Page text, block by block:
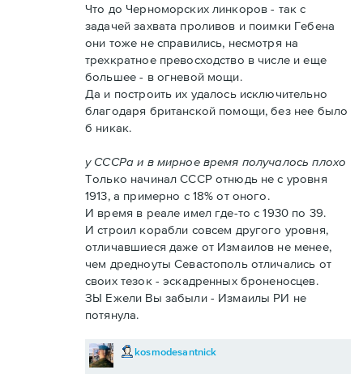
Что до Черноморских линкоров - так с
задачей захвата проливов и поимки Гебена
они тоже не справились, несмотря на
трехкратное превосходство в числе и еще
большее - в огневой мощи.
Да и построить их удалось исключительно
благодаря британской помощи, без нее было
б никак.
у СССРа и в мирное время получалось плохо
Только начинал СССР отнюдь не с уровня
1913, а примерно с 18% от оного.
И время в реале имел где-то с 1930 по 39.
И строил корабли совсем другого уровня,
отличавшиеся даже от Измаилов не менее,
чем дредноуты Севастополь отличались от
своих тезок - эскадренных броненосцев.
ЗЫ Ежели Вы забыли - Измаилы РИ не
потянула.
kosmodesantnick